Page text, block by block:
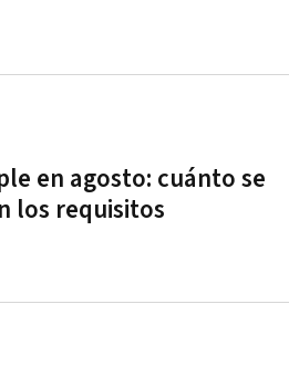
en agosto: cuánto se
los requisitos